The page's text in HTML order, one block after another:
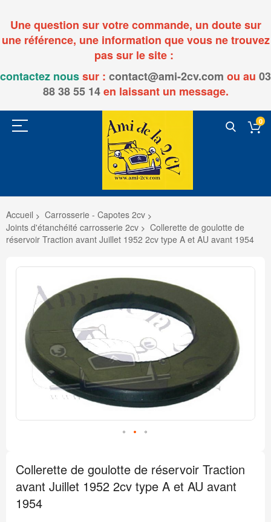
Une question sur votre commande, un doute sur
une référence, une information que vous ne trouvez
pas sur le site :
contactez noussur : contact@ami-2cv.com ou au 03
88 38 55 14en laissant un message.
0
Accueil
Carrosserie - Capotes 2cv
Joints d'étanchéité carrosserie 2cv
Collerette de goulotte de
réservoir Traction avant Juillet 1952 2cv type A et AU avant 1954
Passer
galerie
d’images
début
de
la
Galerie
d’images
Collerette de goulotte de réservoir Traction
avant Juillet 1952 2cv type A et AU avant
1954